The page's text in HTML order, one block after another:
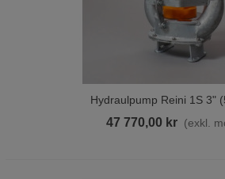
Hydraulpump Reini 1S 3"
47 770,00 kr (exkl.